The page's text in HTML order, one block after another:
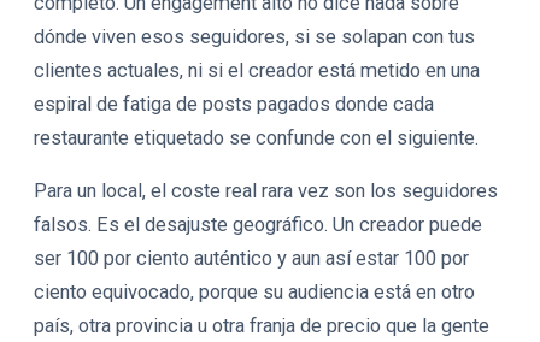
dónde viven esos seguidores, si se solapan con tus
clientes actuales, ni si el creador está metido en una
espiral de fatiga de posts pagados donde cada
restaurante etiquetado se confunde con el siguiente.
Para un local, el coste real rara vez son los seguidores
falsos. Es el desajuste geográfico. Un creador puede
ser 100 por ciento auténtico y aun así estar 100 por
ciento equivocado, porque su audiencia está en otro
país, otra provincia u otra franja de precio que la gente